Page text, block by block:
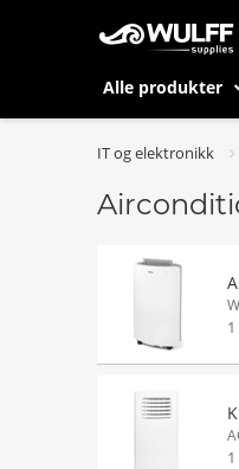
Alle produkter
IT og elektronikk